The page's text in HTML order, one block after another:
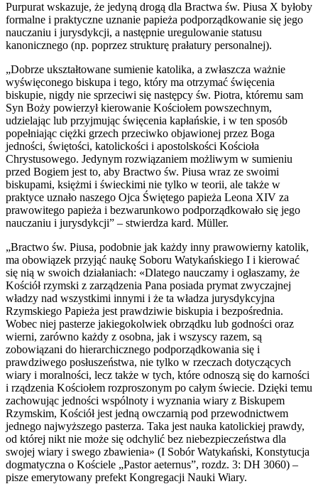
Purpurat wskazuje, że jedyną drogą dla Bractwa św. Piusa X byłoby
formalne i praktyczne uznanie papieża podporządkowanie się jego
nauczaniu i jurysdykcji, a następnie uregulowanie statusu
kanonicznego (np. poprzez strukturę prałatury personalnej).
„Dobrze ukształtowane sumienie katolika, a zwłaszcza ważnie
wyświęconego biskupa i tego, który ma otrzymać święcenia
biskupie, nigdy nie sprzeciwi się następcy św. Piotra, któremu sam
Syn Boży powierzył kierowanie Kościołem powszechnym,
udzielając lub przyjmując święcenia kapłańskie, i w ten sposób
popełniając ciężki grzech przeciwko objawionej przez Boga
jedności, świętości, katolickości i apostolskości Kościoła
Chrystusowego. Jedynym rozwiązaniem możliwym w sumieniu
przed Bogiem jest to, aby Bractwo św. Piusa wraz ze swoimi
biskupami, księżmi i świeckimi nie tylko w teorii, ale także w
praktyce uznało naszego Ojca Świętego papieża Leona XIV za
prawowitego papieża i bezwarunkowo podporządkowało się jego
nauczaniu i jurysdykcji” – stwierdza kard. Müller.
„Bractwo św. Piusa, podobnie jak każdy inny prawowierny katolik,
ma obowiązek przyjąć naukę Soboru Watykańskiego I i kierować
się nią w swoich działaniach: «Dlatego nauczamy i ogłaszamy, że
Kościół rzymski z zarządzenia Pana posiada prymat zwyczajnej
władzy nad wszystkimi innymi i że ta władza jurysdykcyjna
Rzymskiego Papieża jest prawdziwie biskupia i bezpośrednia.
Wobec niej pasterze jakiegokolwiek obrządku lub godności oraz
wierni, zarówno każdy z osobna, jak i wszyscy razem, są
zobowiązani do hierarchicznego podporządkowania się i
prawdziwego posłuszeństwa, nie tylko w rzeczach dotyczących
wiary i moralności, lecz także w tych, które odnoszą się do karności
i rządzenia Kościołem rozproszonym po całym świecie. Dzięki temu
zachowując jedności wspólnoty i wyznania wiary z Biskupem
Rzymskim, Kościół jest jedną owczarnią pod przewodnictwem
jednego najwyższego pasterza. Taka jest nauka katolickiej prawdy,
od której nikt nie może się odchylić bez niebezpieczeństwa dla
swojej wiary i swego zbawienia» (I Sobór Watykański, Konstytucja
dogmatyczna o Kościele „Pastor aeternus”, rozdz. 3: DH 3060) –
pisze emerytowany prefekt Kongregacji Nauki Wiary.